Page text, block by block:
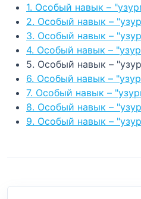
1. Особый навык –
2. Особый навык –
3. Особый навык –
4. Особый навык –
5. Особый навык –
6. Особый навык –
7. Особый навык –
8. Особый навык –
9. Особый навык –